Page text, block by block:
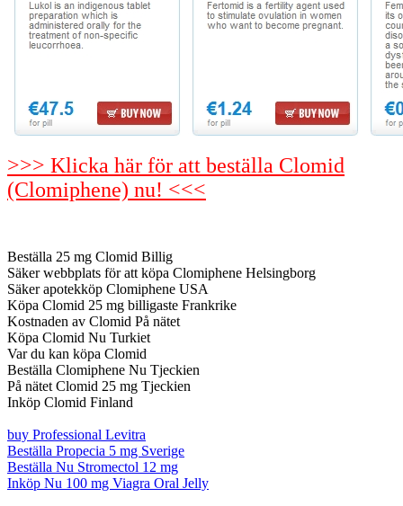
>>> Klicka här för att beställa Clomid
(Clomiphene) nu! <<<
Beställa 25 mg Clomid Billig
Säker webbplats för att köpa Clomiphene Helsingborg
Säker apotekköp Clomiphene USA
Köpa Clomid 25 mg billigaste Frankrike
Kostnaden av Clomid På nätet
Köpa Clomid Nu Turkiet
Var du kan köpa Clomid
Beställa Clomiphene Nu Tjeckien
På nätet Clomid 25 mg Tjeckien
Inköp Clomid Finland
buy Professional Levitra
Beställa Propecia 5 mg Sverige
Beställa Nu Stromectol 12 mg
Inköp Nu 100 mg Viagra Oral Jelly